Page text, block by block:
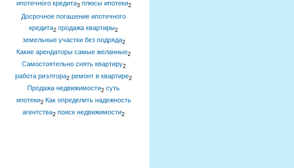
ипотечного кредита3 плюсы ипотеки2
Досрочное погашение ипотечного
кредита2 продажа квартиры2
земельные участки без подряда2
Какие арендаторы самые желанные2
Самостоятельно снять квартиру2
работа риэлтора2 ремонт в квартире2
Продажа недвижимости2 суть
ипотеки2 Как определить надежность
агентства2 поиск недвижимости2